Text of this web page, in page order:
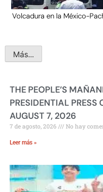
Volcadura en la México-
Más...
THE PEOPLE’S
PRESIDENTIAL PRESS
AUGUST 7, 2026
7 de agosto, 2026 No hay
Leer más »